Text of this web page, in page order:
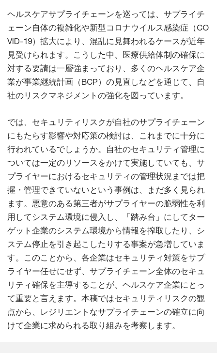
ヘルスケアサプライチェーンを巡っては、サプライチ
ェーン自体の複雑化や新型コロナウイルス感染症（CO
VID-19）拡大により、混乱に見舞われるケースが近年
見受けられます。こうした中、医療供給体制の確保に
対する要請は一層強まっており、多くのヘルスケア企
業が事業継続計画（BCP）の見直しなどを通じて、自
社のリスクマネジメントの強化を図っています。
では、セキュリティリスクが自社のサプライチェーン
にもたらす影響や対応策の検討は、これまでに十分に
行われているでしょうか。自社のセキュリティ管理に
ついては一定のリソースをかけて実施していても、サ
プライヤーにおけるセキュリティの管理状況までは把
握・管理できていないという事例は、まだ多く見られ
ます。悪意のある第三者がサプライヤーの脆弱性を利
用してシステム環境に侵入し、「踏み台」にしてター
ゲット企業のシステム環境から情報を搾取したり、シ
ステム停止を引き起こしたりする事案が急増していま
す。このことから、各企業はセキュリティ対策をサプ
ライヤー任せにせず、サプライチェーン全体のセキュ
リティ確保を主導することが、ヘルスケア企業にとっ
て重要と言えます。本稿ではセキュリティリスクの観
点から、レジリエントなサプライチェーンの確立に向
けて企業に求められる取り組みを考察します。